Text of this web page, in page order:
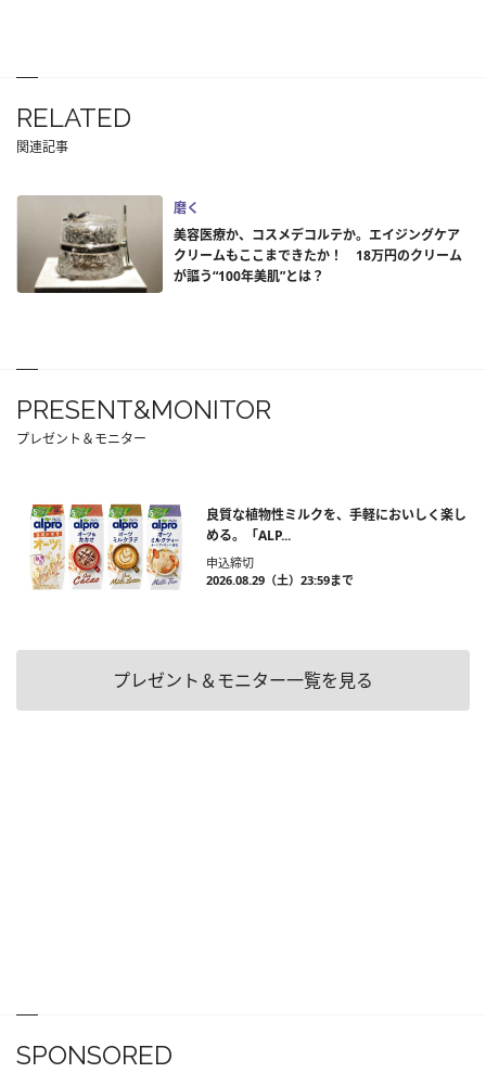
RELATED
関連記事
磨く
美容医療か、コスメデコルテか。エイジングケア
クリームもここまできたか！ 18万円のクリーム
が謳う“100年美肌”とは？
PRESENT&MONITOR
プレゼント＆モニター
良質な植物性ミルクを、手軽においしく楽し
める。「ALP...
申込締切
2026.08.29（土）23:59まで
プレゼント＆モニター一覧を見る
SPONSORED